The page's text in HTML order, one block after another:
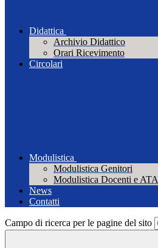
Didattica
Archivio Didattico
Orari Ricevimento
Circolari
Modulistica
Modulistica Genitori
Modulistica Docenti e ATA
News
Contatti
Campo di ricerca per le pagine del sito